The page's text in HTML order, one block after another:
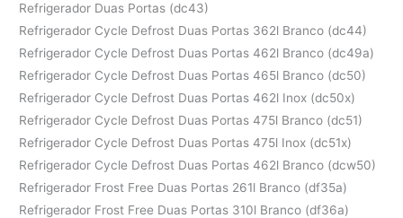
Refrigerador Duas Portas (dc43)
Refrigerador Cycle Defrost Duas Portas 362l Branco (dc44)
Refrigerador Cycle Defrost Duas Portas 462l Branco (dc49a)
Refrigerador Cycle Defrost Duas Portas 465l Branco (dc50)
Refrigerador Cycle Defrost Duas Portas 462l Inox (dc50x)
Refrigerador Cycle Defrost Duas Portas 475l Branco (dc51)
Refrigerador Cycle Defrost Duas Portas 475l Inox (dc51x)
Refrigerador Cycle Defrost Duas Portas 462l Branco (dcw50)
Refrigerador Frost Free Duas Portas 261l Branco (df35a)
Refrigerador Frost Free Duas Portas 310l Branco (df36a)